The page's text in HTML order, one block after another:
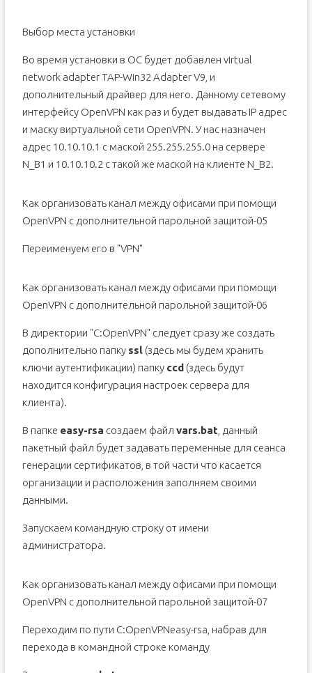
Выбор места установки
Во время установки в ОС будет добавлен virtual
network adapter TAP-Win32 Adapter V9, и
дополнительный драйвер для него. Данному сетевому
интерфейсу OpenVPN как раз и будет выдавать IP адрес
и маску виртуальной сети OpenVPN. У нас назначен
адрес 10.10.10.1 с маской 255.255.255.0 на сервере
N_B1 и 10.10.10.2 с такой же маской на клиенте N_B2.
Как организовать канал между офисами при помощи
OpenVPN с дополнительной парольной защитой-05
Переименуем его в "VPN"
Как организовать канал между офисами при помощи
OpenVPN с дополнительной парольной защитой-06
В директории "C:OpenVPN" следует сразу же создать
дополнительно папку ssl(здесь мы будем хранить
ключи аутентификации) папку ccd(здесь будут
находится конфигурация настроек сервера для
клиента).
В папке easy-rsa создаем файл vars.bat , данный
пакетный файл будет задавать переменные для сеанса
генерации сертификатов, в той части что касается
организации и расположения заполняем своими
данными.
Запускаем командную строку от имени
администратора.
Как организовать канал между офисами при помощи
OpenVPN с дополнительной парольной защитой-07
Переходим по пути C:OpenVPNeasy-rsa, набрав для
перехода в командной строке команду